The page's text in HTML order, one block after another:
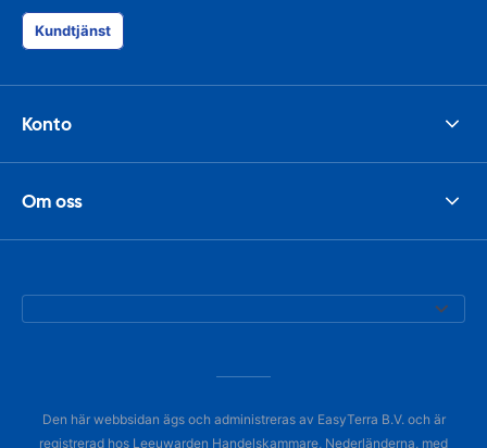
Kundtjänst
Konto
Om oss
Den här webbsidan ägs och administreras av EasyTerra B.V. och är
registrerad hos Leeuwarden Handelskammare, Nederländerna, med